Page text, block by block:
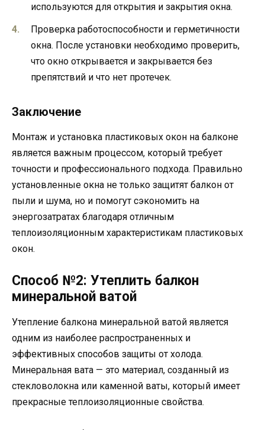
используются для открытия и закрытия окна.
Проверка работоспособности и герметичности
окна. После установки необходимо проверить,
что окно открывается и закрывается без
препятствий и что нет протечек.
Заключение
Монтаж и установка пластиковых окон на балконе
является важным процессом, который требует
точности и профессионального подхода. Правильно
установленные окна не только защитят балкон от
пыли и шума, но и помогут сэкономить на
энергозатратах благодаря отличным
теплоизоляционным характеристикам пластиковых
окон.
Способ №2: Утеплить балкон
минеральной ватой
Утепление балкона минеральной ватой является
одним из наиболее распространенных и
эффективных способов защиты от холода.
Минеральная вата — это материал, созданный из
стекловолокна или каменной ваты, который имеет
прекрасные теплоизоляционные свойства.